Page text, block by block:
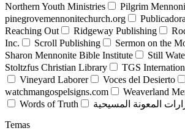
Northern Youth Ministries
Pilgrim
pinegrovemennonitechurch.org
Reaching Out
Ridgeway Publishing
Inc.
Scroll Publishing
Sermon on the
Sharon Mennonite Bible Institute
Still
Stoltzfus Christian Library
TGS
Vineyard Laborer
Voces del Desierto
watchmangospelsigns.com
Weaverland
Words of Truth
المعونة المسيحية
Temas